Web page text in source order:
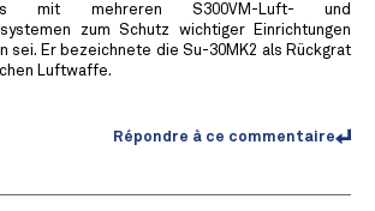
mit mehreren S300VM-Luft- und
zum Schutz wichtiger Einrichtungen
sei. Er bezeichnete die Su-30MK2 als Rückgrat
Luftwaffe.
Répondre à ce commentaire